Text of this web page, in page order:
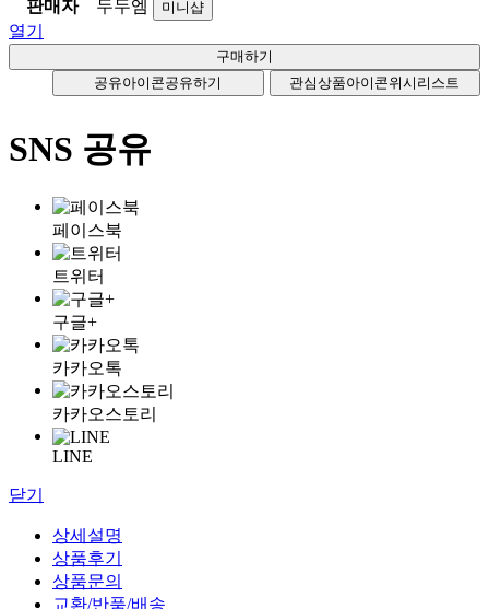
판매자
두두엠 미니샵
열기
공유아이콘공유하기 관심상품아이콘위시리스트
SNS 공유
페이스북
트위터
구글+
카카오톡
카카오스토리
LINE
닫기
상세설명
상품후기
상품문의
교환/반품/배송